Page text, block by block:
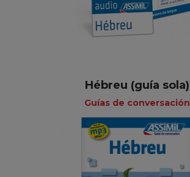
Hébreu (guía sola)
Guías de conversación